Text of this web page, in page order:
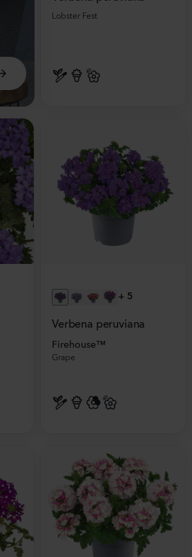
Lobster Fest
+ 5
Verbena peruviana
Firehouse™
Grape